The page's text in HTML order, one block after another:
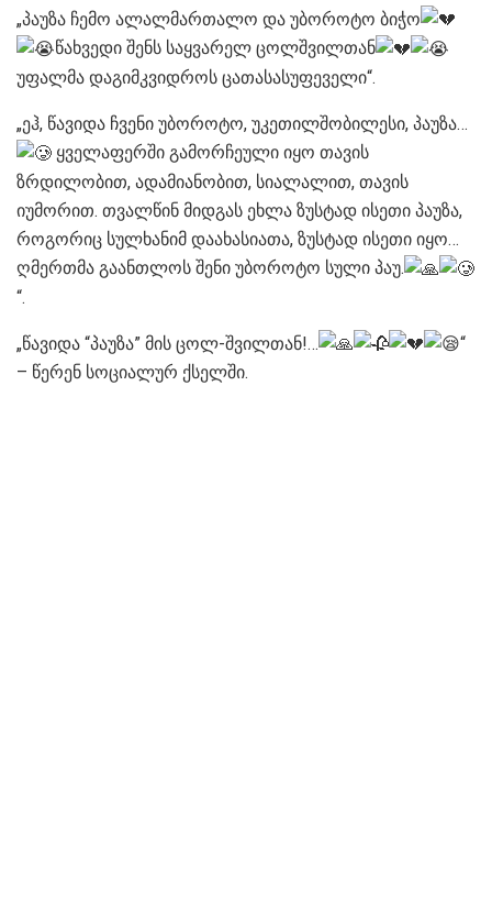
„პაუზა ჩემო ალალმართალო და უბოროტო ბიჭო
წახვედი შენს საყვარელ ცოლშვილთან
უფალმა დაგიმკვიდროს ცათასასუფეველი“.
„ეჰ, წავიდა ჩვენი უბოროტო, უკეთილშობილესი, პაუზა…
ყველაფერში გამორჩეული იყო თავის
ზრდილობით, ადამიანობით, სიალალით, თავის
იუმორით. თვალწინ მიდგას ეხლა ზუსტად ისეთი პაუზა,
როგორიც სულხანიმ დაახასიათა, ზუსტად ისეთი იყო…
ღმერთმა გაანთლოს შენი უბოროტო სული პაუ.
“.
„წავიდა “პაუზა” მის ცოლ-შვილთან!…
“
– წერენ სოციალურ ქსელში.